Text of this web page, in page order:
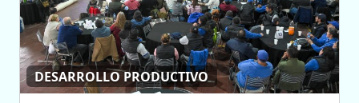
DESARROLLO PRODUCTIVO